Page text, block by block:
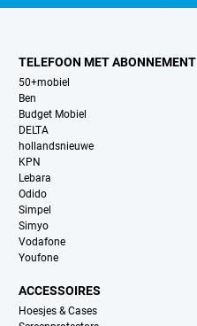
TELEFOON MET ABONNEMENT
50+mobiel
Ben
Budget Mobiel
DELTA
hollandsnieuwe
KPN
Lebara
Odido
Simpel
Simyo
Vodafone
Youfone
ACCESSOIRES
Hoesjes & Cases